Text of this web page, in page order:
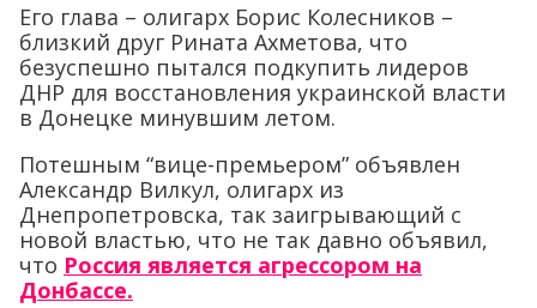
Его глава – олигарх Борис Колесников –
близкий друг Рината Ахметова, что
безуспешно пытался подкупить лидеров
ДНР для восстановления украинской власти
в Донецке минувшим летом.
Потешным “вице-премьером” объявлен
Александр Вилкул, олигарх из
Днепропетровска, так заигрывающий с
новой властью, что не так давно объявил,
что Россия является агрессором на
Донбассе.